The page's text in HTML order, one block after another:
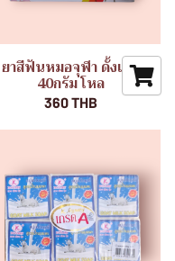
ยาสีฟันหมอจุฬา ดั้งเดิม
40กรัม โหล
360 THB